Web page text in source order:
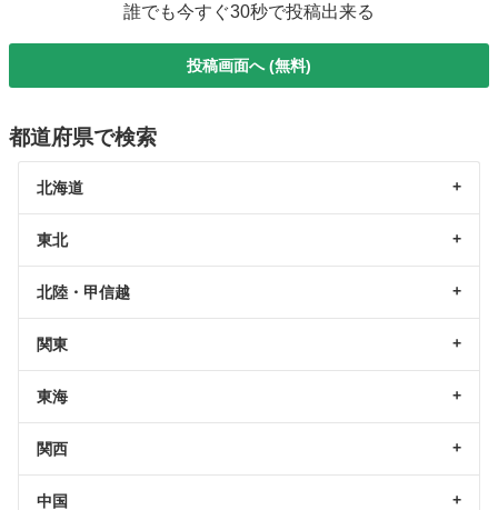
誰でも今すぐ30秒で投稿出来る
投稿画面へ (無料)
都道府県で検索
北海道
東北
北陸・甲信越
関東
東海
関西
中国